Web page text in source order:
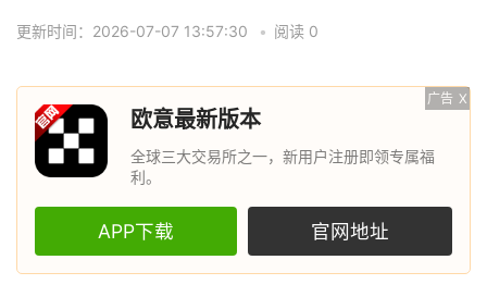
更新时间：2026-07-07 13:57:30 • 阅读 0
广告 X
欧意最新版本
全球三大交易所之一，新用户注册即领专属福
利。
APP下载 官网地址